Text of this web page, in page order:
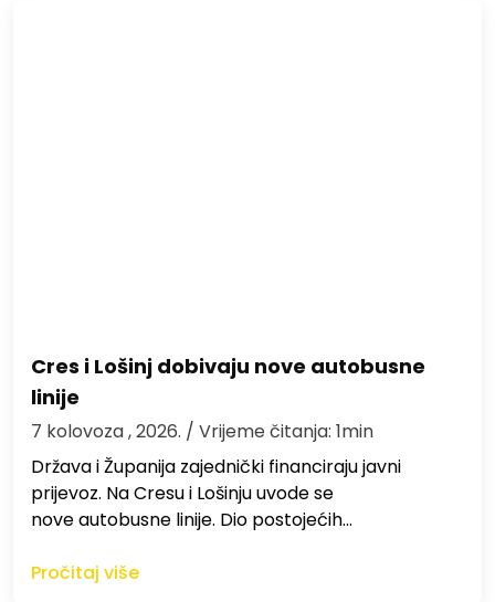
Cres i Lošinj dobivaju nove autobusne
linije
7 kolovoza , 2026. / Vrijeme čitanja: 1min
Država i Županija zajednički financiraju javni
prijevoz. Na Cresu i Lošinju uvode se
nove autobusne linije. Dio postojećih…
Pročitaj više